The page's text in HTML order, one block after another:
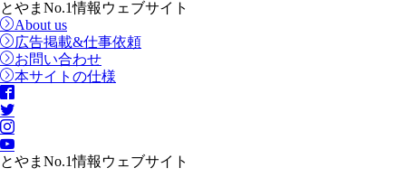
とやまNo.1情報ウェブサイト
About us
広告掲載&仕事依頼
お問い合わせ
本サイトの仕様
とやまNo.1情報ウェブサイト